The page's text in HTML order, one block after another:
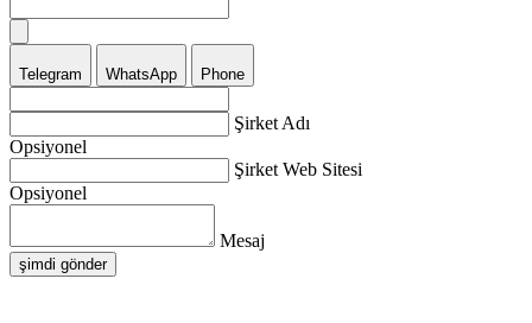
Telegram WhatsApp Phone
Şirket Adı
Opsiyonel
Şirket Web Sitesi
Opsiyonel
Mesaj
şimdi gönder